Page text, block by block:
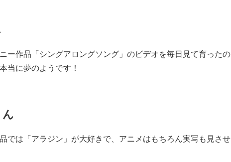
ー作品「シングアロングソング」のビデオを毎日見て育ったの
当に夢のようです！
では「アラジン」が大好きで、アニメはもちろん実写も見させ